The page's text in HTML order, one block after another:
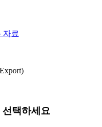
자료
택하세요